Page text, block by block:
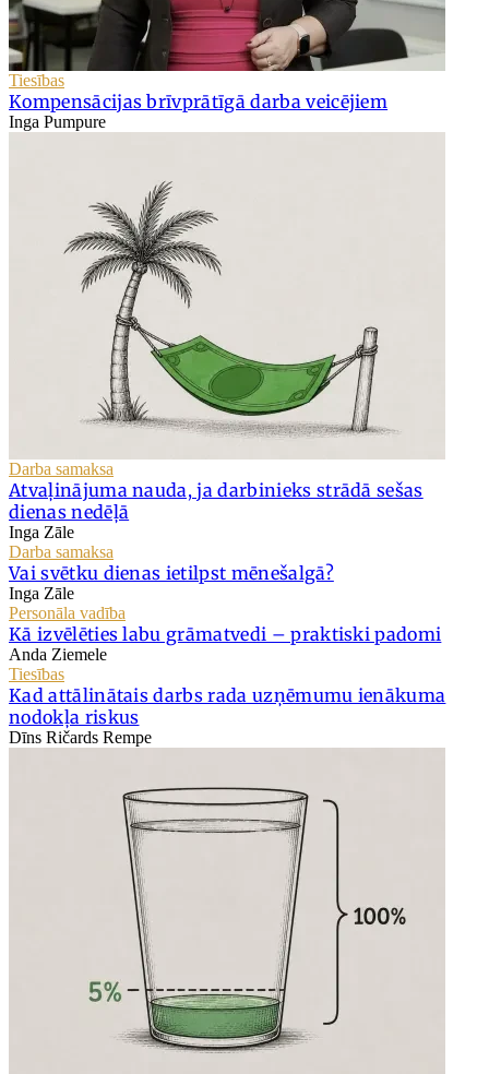
Tiesības
Kompensācijas brīvprātīgā darba veicējiem
Inga Pumpure
Darba samaksa
Atvaļinājuma nauda, ja darbinieks strādā sešas
dienas nedēļā
Inga Zāle
Darba samaksa
Vai svētku dienas ietilpst mēnešalgā?
Inga Zāle
Personāla vadība
Kā izvēlēties labu grāmatvedi – praktiski padomi
Anda Ziemele
Tiesības
Kad attālinātais darbs rada uzņēmumu ienākuma
nodokļa riskus
Dīns Ričards Rempe